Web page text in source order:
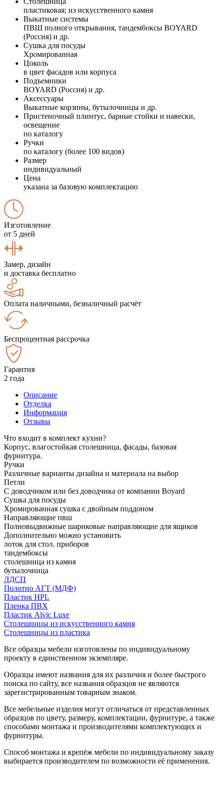
пластиковая; из искусственного камня
Выкатные системы
ПВШ полного открывания, тандембоксы BOYARD
(Россия) и др.
Сушка для посуды
Хромированная
Цоколь
в цвет фасадов или корпуса
Подъемники
BOYARD (Россия) и др.
Аксессуары
Выкатные корзины, бутылочницы и др.
Пристеночный плинтус, барные стойки и навески,
освещение
по каталогу
Ручки
по каталогу (более 100 видов)
Размер
индивидуальный
Цена
указана за базовую комплектацию
Изготовление
от 5 дней
Замер, дизайн
и доставка бесплатно
Оплата наличными, безналичный расчёт
Беспроцентная рассрочка
Гарантия
2 года
Описание
Отделка
Информация
Отзывы
Что входит в комплект кухни?
Корпус, влагостойкая столешница, фасады, базовая
фурнитура.
Ручки
Различные варианты дизайна и материала на выбор
Петли
С доводчиком или без доводчика от компании Boyard
Сушка для посуды
Хромированная сушка с двойным поддоном
Направляющие пвш
Полновыдвижные шариковые направляющие для ящиков
Дополнительно можно установить
лоток для стол. приборов
тандембоксы
столешница из камня
бутылочница
ЛДСП
Полотно АГТ (МДФ)
Пластик HPL
Пленка ПВХ
Пластик Alvic Luxe
Столешницы из искусственного камня
Столешницы из пластика
Все образцы мебели изготовлены по индивидуальному
проекту в единственном экземпляре.
Образцы имеют названия для их различия и более быстрого
поиска по сайту, все названия образцов не являются
зарегистрированным товарным знаком.
Все мебельные изделия могут отличаться от представленных
образцов по цвету, размеру, комплектации, фурнитуре, а также
способами монтажа и производителями комплектующих и
фурнитуры.
Способ монтажа и крепёж мебели по индивидуальному заказу
выбирается производителем по возможности её применения.